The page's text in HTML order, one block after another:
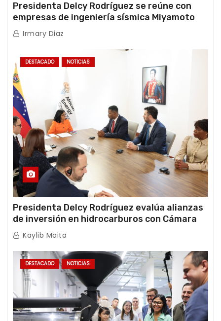
Presidenta Delcy Rodríguez se reúne con
empresas de ingeniería sísmica Miyamoto
International y TFI Solutions
Irmary Diaz
DESTACADO NOTICIAS
Presidenta Delcy Rodríguez evalúa alianzas
de inversión en hidrocarburos con Cámara
Africana de Energía
Kaylib Maita
DESTACADO NOTICIAS